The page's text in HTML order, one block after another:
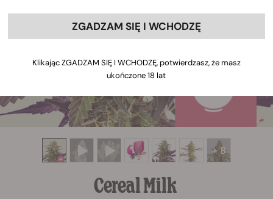
+ 8
Cereal Milk
ZGADZAM SIĘ I WCHODZĘ
Klikając ZGADZAM SIĘ I WCHODZĘ, potwierdzasz, że masz
ukończone 18 lat